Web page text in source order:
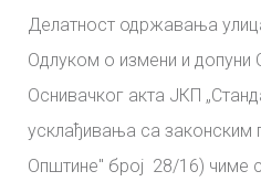
Делатност одржавања
Одлуком о измени и допуни
Оснивачког акта ЈКП
усклађивања са законским
Општине'' број 28/16) чиме